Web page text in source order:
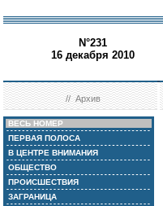
N°231
16 декабря 2010
//Архив
ВЕСЬ НОМЕР
ПЕРВАЯ ПОЛОСА
В ЦЕНТРЕ ВНИМАНИЯ
ОБЩЕСТВО
ПРОИСШЕСТВИЯ
ЗАГРАНИЦА